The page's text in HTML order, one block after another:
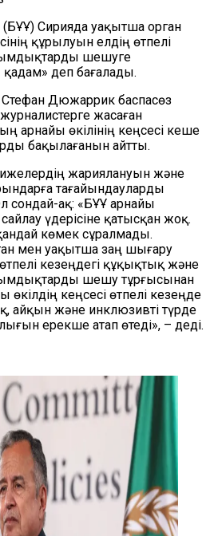
Сирияда уақытша орган
құрылуын елдің өтпелі
шешуге
деп бағалады.
Дюжаррик баспасөз
жасаған
арнайы өкілінің кеңсесі кеше
бақылағанын айтты.
жариялануын және
тағайындауларды
сондай-ақ: «БҰҰ арнайы
үдерісіне қатысқан жоқ.
көмек сұралмады.
мен уақытша заң шығару
кезеңдегі құқықтық және
шешу тұрғысынан
өкілдің кеңсесі өтпелі кезеңде
айқын және инклюзивті түрде
ерекше атап өтеді», – деді.